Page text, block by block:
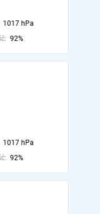
1017 hPa
92%
1017 hPa
92%